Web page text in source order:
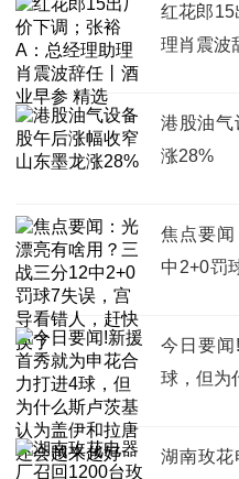
红花郎15
理肖震波
港股油气
涨28%
焦点要
中2+0罚
今日要
球，但为
湖南玫花